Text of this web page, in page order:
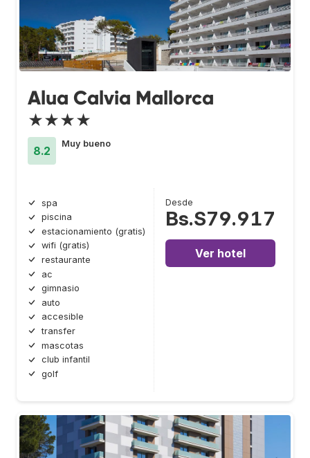
Alua Calvia Mallorca
★★★★
8.2
Muy bueno
spa
piscina
estacionamiento (gratis)
wifi (gratis)
restaurante
ac
gimnasio
auto
accesible
transfer
mascotas
club infantil
golf
Desde
Bs.S79.917
Ver hotel